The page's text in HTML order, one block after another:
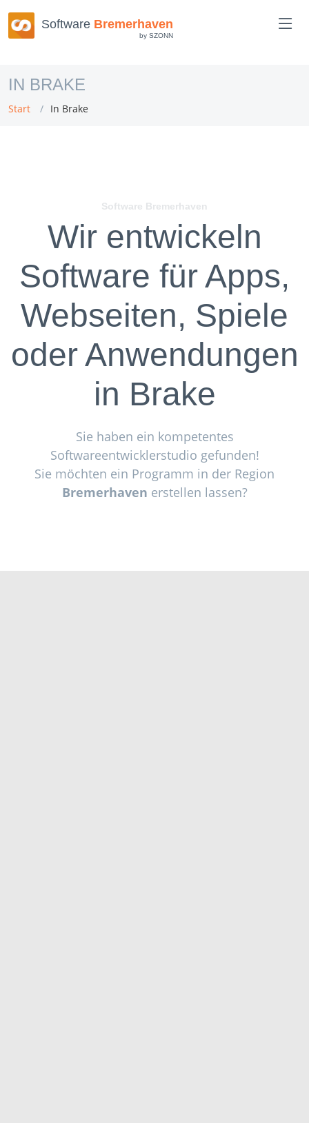
Software Bremerhaven
by SZONN
IN BRAKE
Start In Brake
Software Bremerhaven
Wir entwickeln
Software für Apps,
Webseiten, Spiele
oder Anwendungen
in Brake
Sie haben ein kompetentes
Softwareentwicklerstudio gefunden!
Sie möchten ein Programm in der Region
Bremerhaven erstellen lassen?